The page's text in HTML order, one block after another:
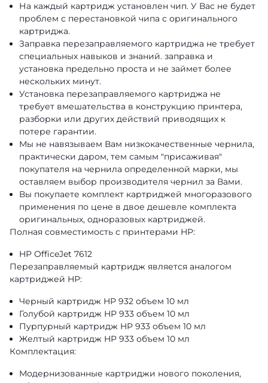
На каждый картридж установлен чип. У Вас не будет
проблем с перестановкой чипа с оригинального
картриджа.
Заправка перезаправляемого картриджа не требует
специальных навыков и знаний. заправка и
установка предельно проста и не займет более
нескольких минут.
Установка перезаправляемого картриджа не
требует вмешательства в конструкцию принтера,
разборки или других действий приводящих к
потере гарантии.
Мы не навязываем Вам низкокачественные чернила,
практически даром, тем самым "присаживая"
покупателя на чернила определенной марки, мы
оставляем выбор производителя чернил за Вами.
Вы покупаете комплект картриджей многоразового
применения по цене в двое дешевле комплекта
оригинальных, одноразовых картриджей.
Полная совместимость с принтерами HP:
HP OfficeJet 7612
Перезаправляемый картридж является аналогом
картриджей HP:
Черный картридж HP 932 объем 10 мл
Голубой картридж HP 933 объем 10 мл
Пурпурный картридж HP 933 объем 10 мл
Желтый картридж HP 933 объем 10 мл
Комплектация:
Модернизованные картриджи нового поколения,